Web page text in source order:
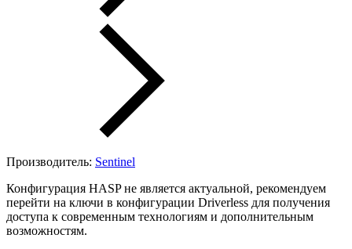
Производитель: Sentinel
Конфигурация HASP не является актуальной, рекомендуем
перейти на ключи в конфигурации Driverless для получения
доступа к современным технологиям и дополнительным
возможностям.